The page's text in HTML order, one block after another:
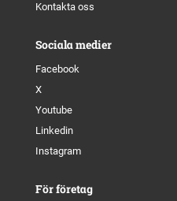
Kontakta oss
Sociala medier
Facebook
X
Youtube
Linkedin
Instagram
För företag